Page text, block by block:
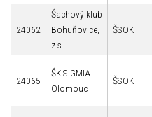
24062
Šachový klub
Bohuňovice,
z.s.
ŠSOK
24065
ŠK SIGMIA
Olomouc
ŠSOK